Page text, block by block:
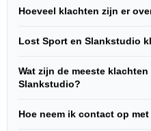
Hoeveel klachten zijn er
Lost Sport en Slankstudio
Wat zijn de meeste
Slankstudio?
Hoe neem ik contact op